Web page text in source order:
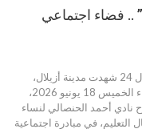
” .. فضاء اجتماعي
أزيلال 24 شهدت مدينة أزيلال،
مساء الخميس 18 يونيو 2026،
نادي أحمد الحنصالي لنساء
التعليم، في مبادرة اجتماعية